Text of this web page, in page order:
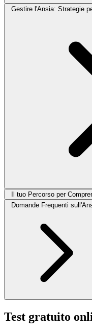
Gestire l'Ansia: Strategie
Il tuo Percorso per
Domande Frequenti
Test gratuito